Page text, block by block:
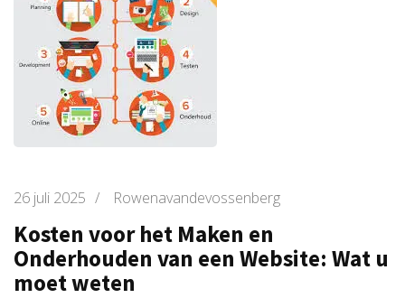
26 juli 2025 / Rowenavandevossenberg
Kosten voor het Maken en
Onderhouden van een Website: Wat u
moet weten